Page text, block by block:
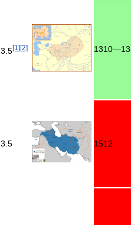
3.5[1][2]
3.5 1512